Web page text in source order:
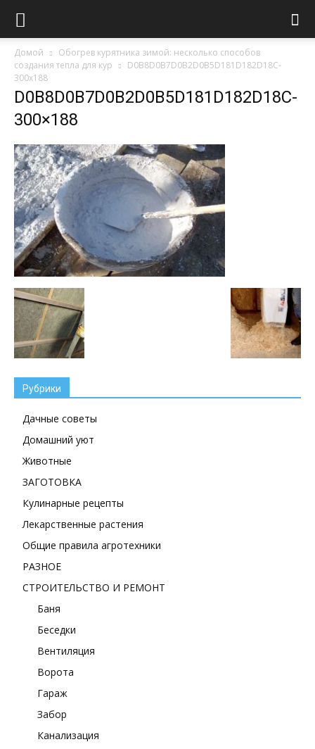
Домой
Обогрев курятника зимой: несколько способов
создания тепла для кур
D0B8D0B7D0B2D0B5D181D182D18C-
300x188
D0B8D0B7D0B2D0B5D181D182D18C-
300×188
Рубрики
Дачные советы
Домашний уют
Животные
ЗАГОТОВКА
Кулинарные рецепты
Лекарственные растения
Общие правила агротехники
РАЗНОЕ
СТРОИТЕЛЬСТВО И РЕМОНТ
Баня
Беседки
Вентиляция
Ворота
Гараж
Забор
Канализация